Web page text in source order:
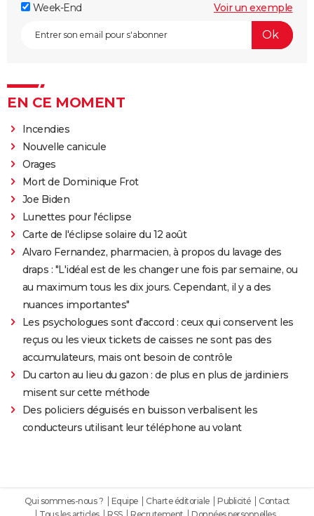
Week-End
Voir un exemple
EN CE MOMENT
Incendies
Nouvelle canicule
Orages
Mort de Dominique Frot
Joe Biden
Lunettes pour l'éclipse
Carte de l'éclipse solaire du 12 août
Alvaro Fernandez, pharmacien, à propos du lavage des
draps : "L'idéal est de les changer une fois par semaine, ou
au maximum tous les dix jours. Cependant, il y a des
nuances importantes"
Les psychologues sont d'accord : ceux qui conservent les
reçus ou les vieux tickets de caisses ne sont pas des
accumulateurs, mais ont besoin de contrôle
Du carton au lieu du gazon : de plus en plus de jardiniers
misent sur cette méthode
Des policiers déguisés en buisson verbalisent les
conducteurs utilisant leur téléphone au volant
Qui sommes-nous ? Equipe Charte éditoriale Publicité
Contact